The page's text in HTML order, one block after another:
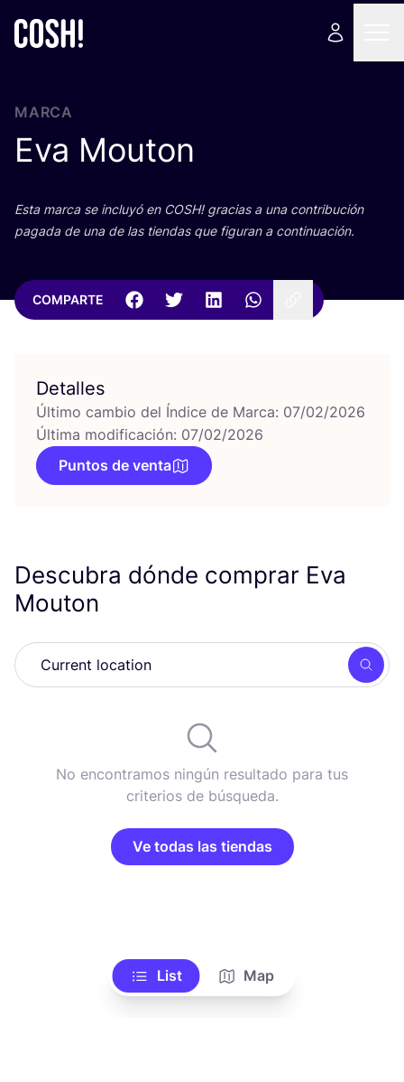
MARCA
Eva Mouton
Esta mar­ca se inclu­yó en COSH! gra­cias a una con­tri­bu­ción
paga­da de una de las tien­das que figu­ran a continuación.
COMPARTE
Detalles
Último cambio del Índice de Marca: 07/02/2026
Última modificación: 07/02/2026
Puntos de venta
Descubra dónde comprar Eva
Mouton
No encontramos ningún resultado para tus
criterios de búsqueda.
Ve todas las tiendas
List Map